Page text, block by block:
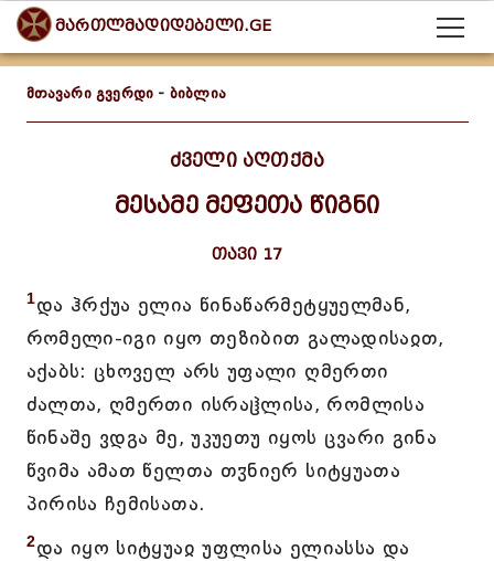
მართლმადიდებელი.GE
მთავარი გვერდი - ბიბლია
ძველი აღთქმა
მესამე მეფეთა წიგნი
თავი 17
1და ჰრქუა ელია წინაწარმეტყუელმან,
რომელი-იგი იყო თეზიბით გალადისაჲთ,
აქაბს: ცხოველ არს უფალი ღმერთი
ძალთა, ღმერთი ისრაჱლისა, რომლისა
წინაშე ვდგა მე, უკუეთუ იყოს ცვარი გინა
წვიმა ამათ წელთა თჳნიერ სიტყუათა
პირისა ჩემისათა.
2და იყო სიტყუაჲ უფლისა ელიასსა და